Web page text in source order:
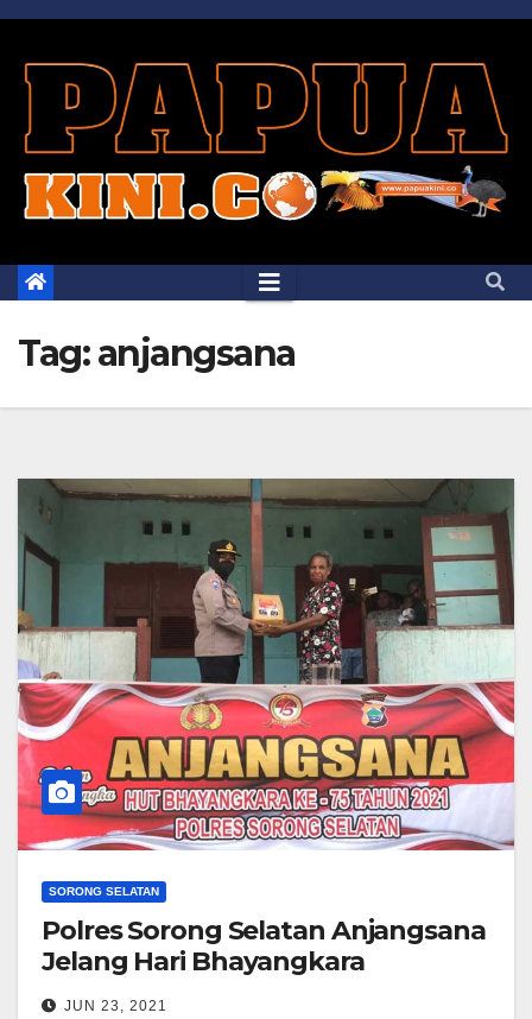
Skip
content
Tag:anjangsana
SORONG SELATAN
Polres Sorong Selatan Anjangsana
Jelang Hari Bhayangkara
JUN 23, 2021